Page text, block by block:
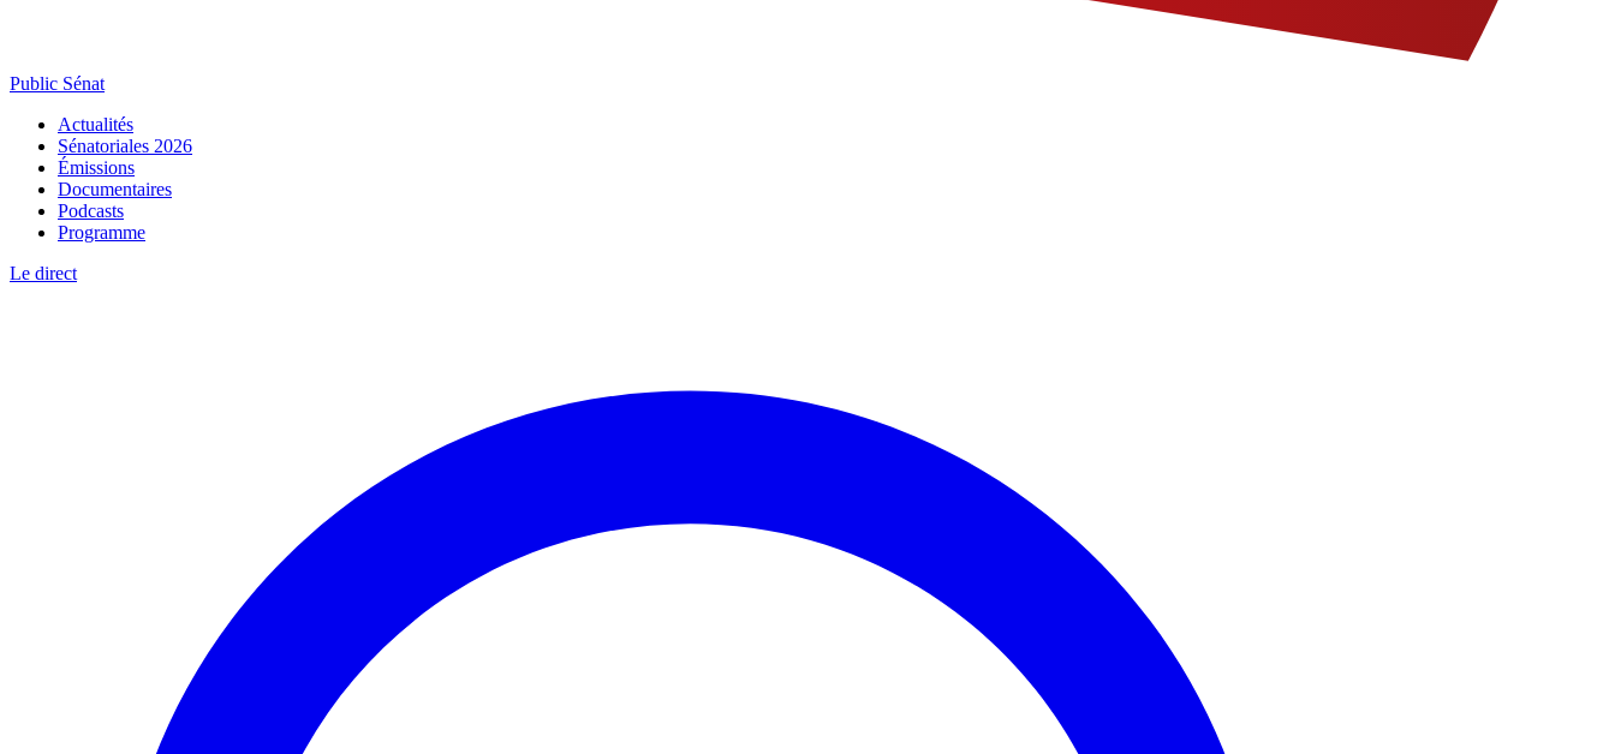
Public Sénat
Actualités
Sénatoriales 2026
Émissions
Documentaires
Podcasts
Programme
Le direct